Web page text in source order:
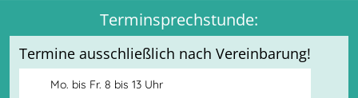
Terminsprechstunde:
Termine ausschließlich nach Vereinbarung!
Mo. bis Fr. 8 bis 13 Uhr